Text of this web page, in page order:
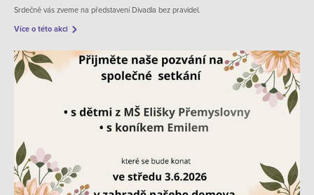
Srdečně vás zveme na představení Divadla bez pravidel.
Více o této akci